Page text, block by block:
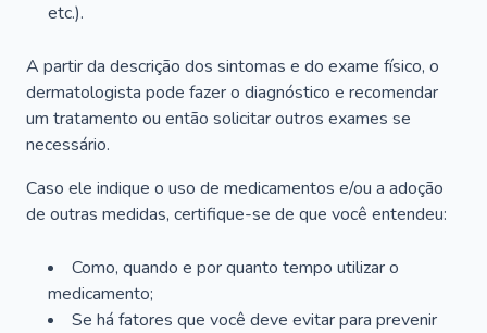
etc.).
A partir da descrição dos sintomas e do exame físico, o
dermatologista pode fazer o diagnóstico e recomendar
um tratamento ou então solicitar outros exames se
necessário.
Caso ele indique o uso de medicamentos e/ou a adoção
de outras medidas, certifique-se de que você entendeu:
Como, quando e por quanto tempo utilizar o
medicamento;
Se há fatores que você deve evitar para prevenir